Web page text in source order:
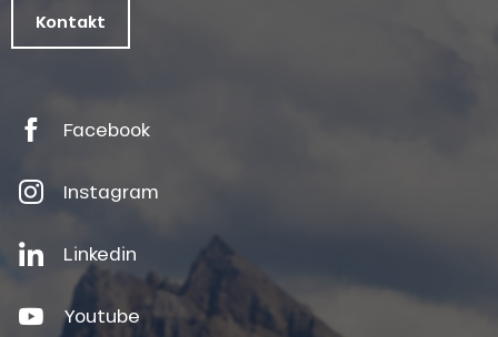
Kontakt
Facebook
Instagram
Linkedin
Youtube